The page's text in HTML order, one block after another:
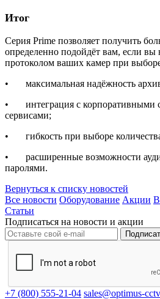
Итог
Серия Prime позволяет получить
определенно подойдёт вам, если вы
протоколом ваших камер при
• максимальная надёжность
• интеграция с корпоративными
сервисами;
• гибкость при выборе
• расширенные возможности
паролями.
Вернуться к списку новостей
Все новости Оборудование Акции
Статьи
Подписаться на новости и акции
+7 (800) 555-21-04 sales@optimus-